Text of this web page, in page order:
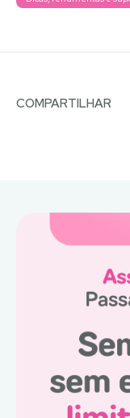
COMPARTILHAR